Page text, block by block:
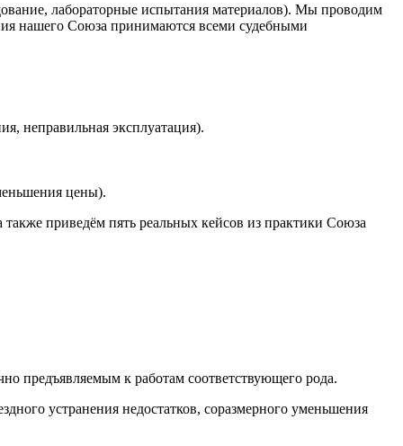
лабораторные испытания материалов). Мы проводим
нашего Союза принимаются всеми судебными
неправильная эксплуатация).
цены).
приведём пять реальных кейсов из практики Союза
предъявляемым к работам соответствующего рода.
устранения недостатков, соразмерного уменьшения